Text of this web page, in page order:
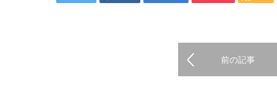
前の記事